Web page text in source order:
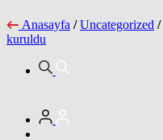
Anasayfa / Uncategorized /
kuruldu